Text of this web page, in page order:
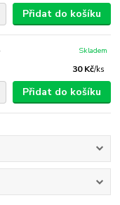
Přidat do košíku
30 Kč/ks
Skladem
Přidat do košíku